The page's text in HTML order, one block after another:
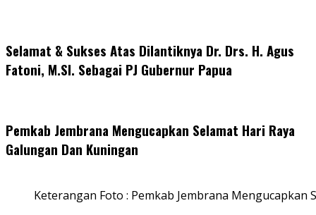
Selamat & Sukses Atas Dilantiknya Dr. Drs. H. Agus
Fatoni, M.SI. Sebagai PJ Gubernur Papua
Pemkab Jembrana Mengucapkan Selamat Hari Raya
Galungan Dan Kuningan
Keterangan Foto : Pemkab Jembrana Mengucapkan